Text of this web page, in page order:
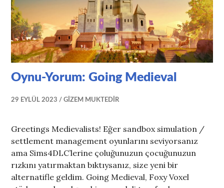
Oynu-Yorum: Going Medieval
29 EYLÜL 2023 GIZEM MUKTEDIR
Greetings Medievalists! Eğer sandbox simulation /
settlement management oyunlarını seviyorsanız
ama Sims4DLC’lerine çoluğunuzun çocuğunuzun
rızkını yatırmaktan bıktıysanız, size yeni bir
alternatifle geldim. Going Medieval, Foxy Voxel